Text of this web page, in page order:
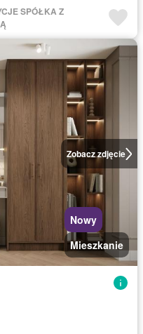
SPÓŁKA Z
Zobacz zdjęcie
Nowy
Mieszkanie